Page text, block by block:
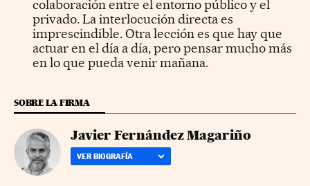
colaboración entre el entorno público y el
privado. La interlocución directa es
imprescindible. Otra lección es que hay que
actuar en el día a día, pero pensar mucho más
en lo que pueda venir mañana.
SOBRE LA FIRMA
Javier Fernández Magariño
VER BIOGRAFÍA